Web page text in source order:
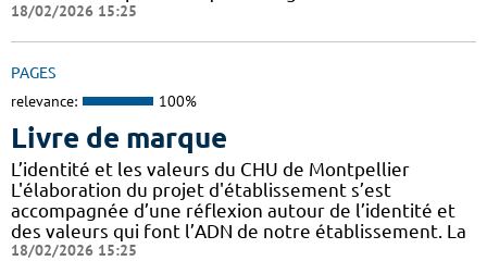
18/02/2026 15:25
PAGES
relevance: 100%
Livre de marque
L’identité et les valeurs du CHU de Montpellier
L'élaboration du projet d'établissement s’est
accompagnée d’une réflexion autour de l’identité et
des valeurs qui font l’ADN de notre établissement. La
18/02/2026 15:25